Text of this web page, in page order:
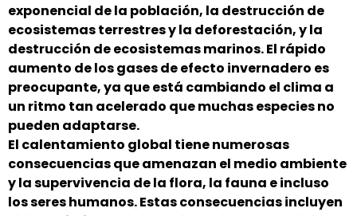
exponencial de la población, la destrucción de
ecosistemas terrestres y la deforestación, y la
destrucción de ecosistemas marinos. El rápido
aumento de los gases de efecto invernadero es
preocupante, ya que está cambiando el clima a
un ritmo tan acelerado que muchas especies no
pueden adaptarse.
El calentamiento global tiene numerosas
consecuencias que amenazan el medio ambiente
y la supervivencia de la flora, la fauna e incluso
los seres humanos. Estas consecuencias incluyen